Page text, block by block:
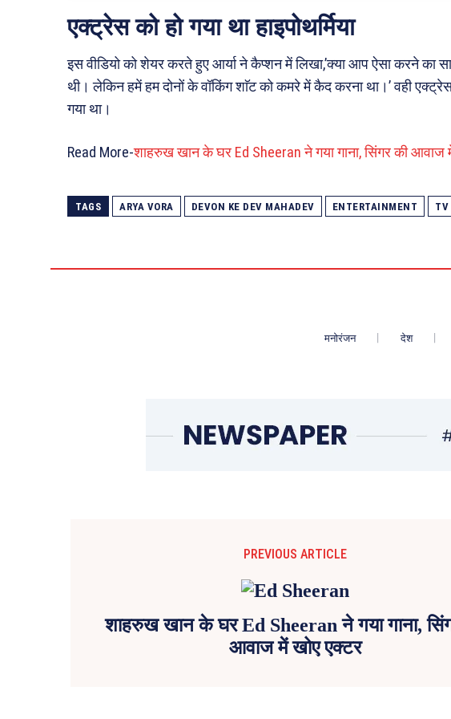
एक्ट्रेस को हो गया था हाइपोथर्मिया
इस वीडियो को शेयर करते हुए आर्या ने कैप्शन में लिखा,’क्या आप ऐसा करने का
थी। लेकिन हमें हम दोनों के वॉकिंग शाॅट को कमरे में कैद करना था।’ वही एक्ट्रेस
गया था।
Read More-शाहरुख खान के घर Ed Sheeran ने गया गाना, सिंगर की आवाज
TAGS ARYA VORA DEVON KE DEV MAHADEV ENTERTAINMENT TV
मनोरंजन देश
PREVIOUS ARTICLE
शाहरुख खान के घर Ed Sheeran ने गया गाना,
आवाज में खोए एक्टर